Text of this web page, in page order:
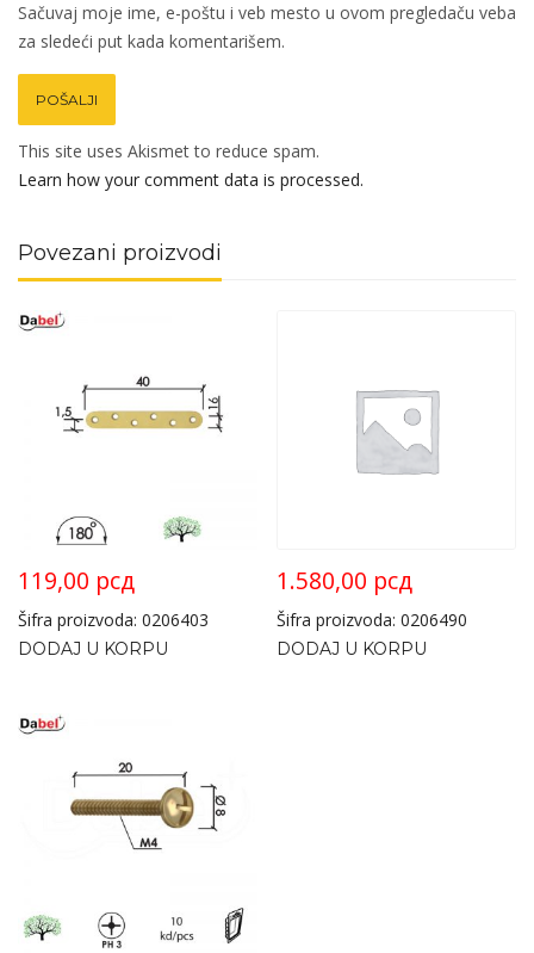
Sačuvaj moje ime, e-poštu i veb mesto u ovom pregledaču veba
za sledeći put kada komentarišem.
This site uses Akismet to reduce spam.
Learn how your comment data is processed.
Povezani proizvodi
119,00 рсд
Šifra proizvoda: 0206403
DODAJ U KORPU
1.580,00 рсд
Šifra proizvoda: 0206490
DODAJ U KORPU